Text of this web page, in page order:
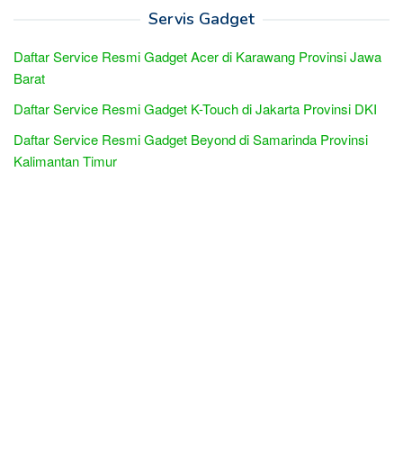
Servis Gadget
Daftar Service Resmi Gadget Acer di Karawang Provinsi Jawa
Barat
Daftar Service Resmi Gadget K-Touch di Jakarta Provinsi DKI
Daftar Service Resmi Gadget Beyond di Samarinda Provinsi
Kalimantan Timur